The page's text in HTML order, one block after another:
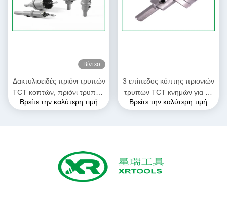
Βίντεο
Δακτυλιοειδές πριόνι τρυπών
TCT κοπτών, πριόνι τρυπών
ανοξείδωτου για το σκληρό
Βρείτε την καλύτερη τιμή
3 επίπεδος κόπτης πριονιών
τρυπών TCT κνημών για το
πιάτο ανοξείδωτου 25 χιλ.
Βρείτε την καλύτερη τιμή